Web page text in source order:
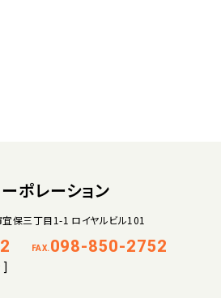
ポレーション
保三丁目1-1 ロイヤルビル101
FAX. 098-850-2752
]